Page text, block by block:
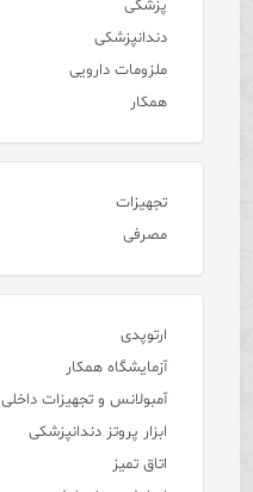
پزشکی
دندانپزشکی
ملزومات دارویی
همکار
تجهیزات
مصرفی
ارتوپدی
آزمایشگاه همکار
آمبولانس و تجهیزات داخلی
ابزار پروتز دندانپزشکی
اتاق تمیز